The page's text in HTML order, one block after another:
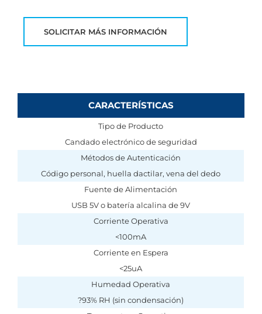
SOLICITAR MÁS INFORMACIÓN
CARACTERÍSTICAS
Tipo de Producto
Candado electrónico de seguridad
Métodos de Autenticación
Código personal, huella dactilar, vena del dedo
Fuente de Alimentación
USB 5V o batería alcalina de 9V
Corriente Operativa
<100mA
Corriente en Espera
<25uA
Humedad Operativa
?93% RH (sin condensación)